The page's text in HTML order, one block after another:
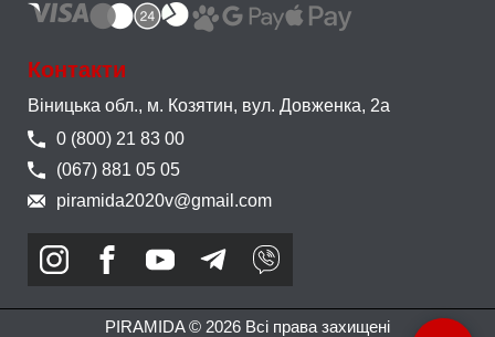
Контакти
Віницька обл., м. Козятин, вул. Довженка, 2а
0 (800) 21 83 00
(067) 881 05 05
piramida2020v@gmail.com
PIRAMIDA © 2026 Всі права захищені